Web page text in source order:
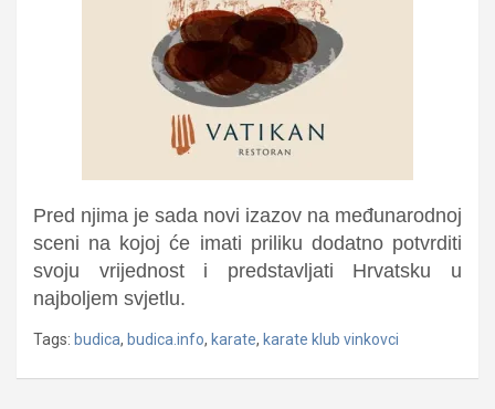
Pred njima je sada novi izazov na međunarodnoj
sceni na kojoj će imati priliku dodatno potvrditi
svoju vrijednost i predstavljati Hrvatsku u
najboljem svjetlu.
Tags: budica, budica.info, karate, karate klub vinkovci